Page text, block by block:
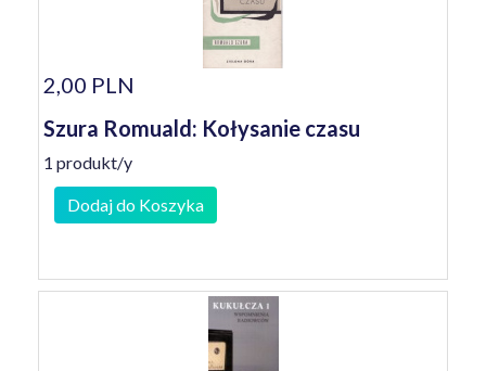
2,00 PLN
Szura Romuald: Kołysanie czasu
1 produkt/y
Dodaj do Koszyka